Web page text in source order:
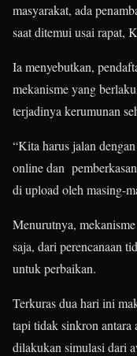
masyarakat, ada
saat ditemui usai rapat,
Ia menyebutkan,
mekanisme yang
terjadinya kerumunan
“Kita harus jalan
online dan
di upload oleh masing-
Menurutnya,
saja, dari perencanaan
untuk perbaikan.
Terkuras dua hari ini
tapi tidak sinkron
dilakukan simulasi dari